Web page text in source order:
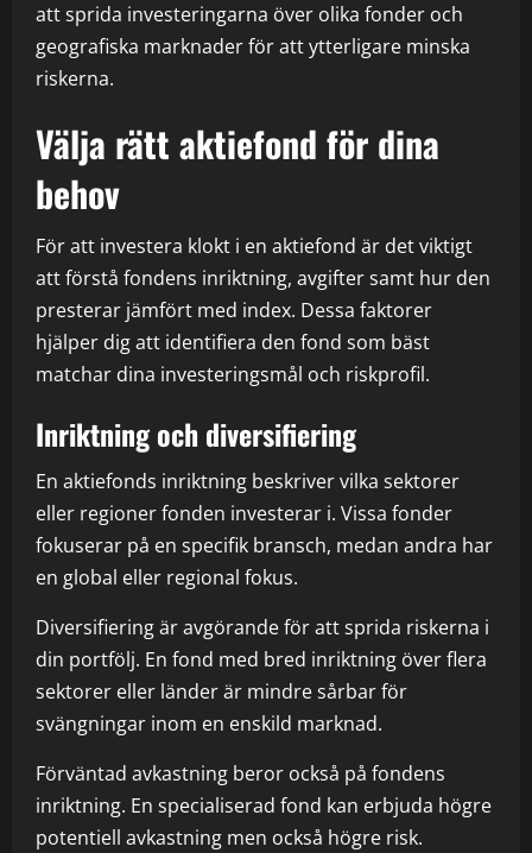
att sprida investeringarna över olika fonder och
geografiska marknader för att ytterligare minska
riskerna.
Välja rätt aktiefond för dina
behov
För att investera klokt i en aktiefond är det viktigt
att förstå fondens inriktning, avgifter samt hur den
presterar jämfört med index. Dessa faktorer
hjälper dig att identifiera den fond som bäst
matchar dina investeringsmål och riskprofil.
Inriktning och diversifiering
En aktiefonds inriktning beskriver vilka sektorer
eller regioner fonden investerar i. Vissa fonder
fokuserar på en specifik bransch, medan andra har
en global eller regional fokus.
Diversifiering är avgörande för att sprida riskerna i
din portfölj. En fond med bred inriktning över flera
sektorer eller länder är mindre sårbar för
svängningar inom en enskild marknad.
Förväntad avkastning beror också på fondens
inriktning. En specialiserad fond kan erbjuda högre
potentiell avkastning men också högre risk.